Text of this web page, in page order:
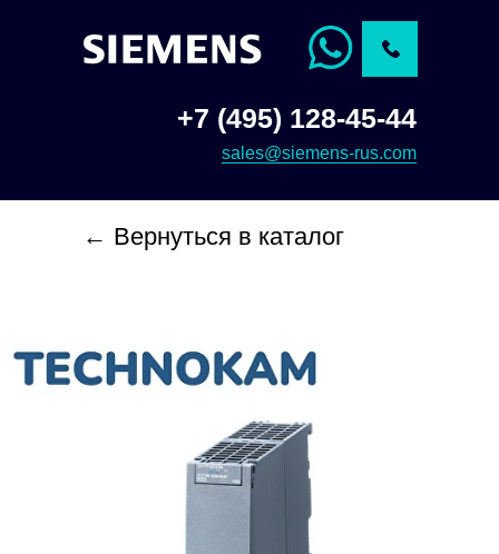
+7 (495) 128-45-44
sales@siemens-rus.com
← Вернуться в каталог